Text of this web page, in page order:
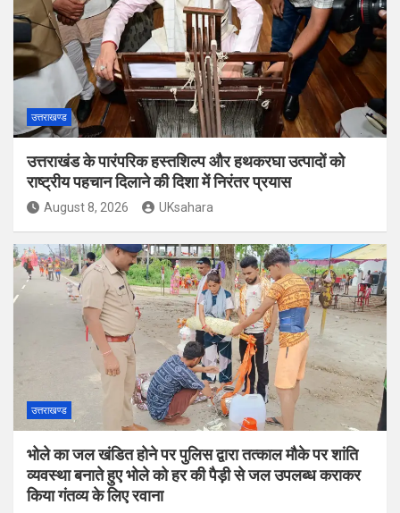
उत्तराखण्ड
उत्तराखंड के पारंपरिक हस्तशिल्प और हथकरघा उत्पादों को
राष्ट्रीय पहचान दिलाने की दिशा में निरंतर प्रयास
August 8, 2026 UKsahara
उत्तराखण्ड
भोले का जल खंडित होने पर पुलिस द्वारा तत्काल मौके पर शांति
व्यवस्था बनाते हुए भोले को हर की पैड़ी से जल उपलब्ध कराकर
किया गंतव्य के लिए रवाना